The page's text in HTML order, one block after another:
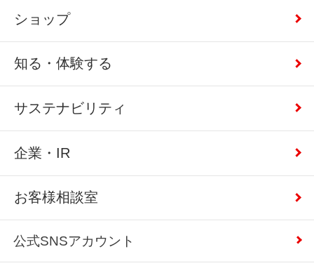
ショップ
知る・体験する
サステナビリティ
企業・IR
お客様相談室
公式SNSアカウント